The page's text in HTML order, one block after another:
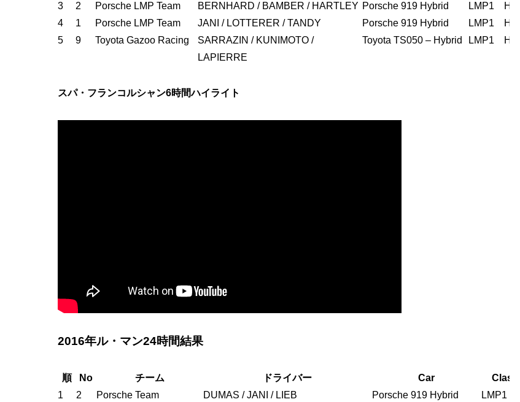
3
2 Porsche LMP Team BERNHARD / BAMBER / HARTLEY Porsche 919 Hybrid LMP1 H
4
1 Porsche LMP Team JANI / LOTTERER / TANDY Porsche 919 Hybrid LMP1 H
5
9 Toyota Gazoo Racing
SARRAZIN / KUNIMOTO /
LAPIERRE
Toyota TS050 – Hybrid LMP1 H
スパ・フランコルシャン6時間ハイライト
2016年ル・マン24時間結果
順 No チーム ドライバー Car Class
1
2 Porsche Team DUMAS / JANI / LIEB Porsche 919 Hybrid LMP1 H